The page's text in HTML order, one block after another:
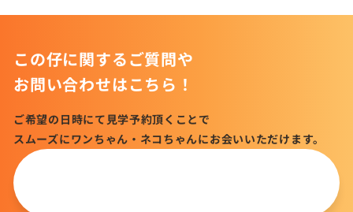
この仔に関するご質問や
お問い合わせはこちら！
ご希望の日時にて見学予約頂くことで
スムーズにワンちゃん・ネコちゃんにお会いいただけます。